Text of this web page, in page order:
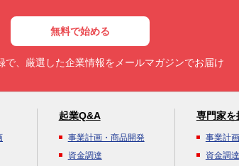
無料で始める
で、厳選した企業情報をメールマガジンでお届け
起業Q&A
事業計画・商品開発
資金調達
専門家を
事業計
資金調達